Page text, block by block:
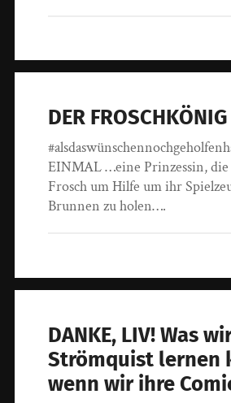
DER FROSCHKÖNIG
EINMAL …eine Prinzessin, die
Frosch um Hilfe um ihr
Brunnen zu holen….
DANKE, LIV! Was
Strömquist lernen
wenn wir ihre